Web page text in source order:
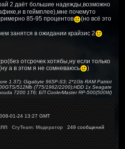
2 даёт большие надежды,возможно
в геймплее),мне почемуто
85-95 процентов
(но всё это
занятся в ожидании крайзис 2
отсрочек хотябы,ну если только
а в этом я не сомневаюсь )
1.37); Gigabyte 965P-S3; 2*1Gb RAM Patriot
512Mb (775/1962/2200);HDD 1x Seagate
7200 1Тб; БП CoolerMaster RP-500(500W)
01-24 13:27 GMT
CryTeam: Модератор 249 сообщений